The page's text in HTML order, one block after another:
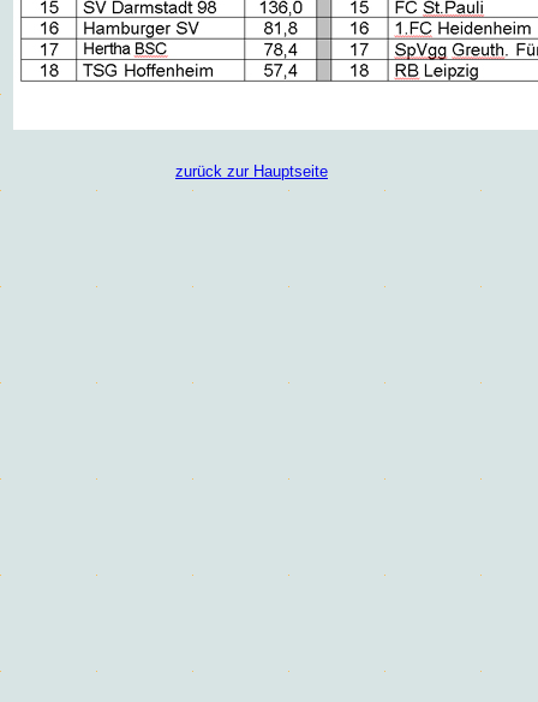
zurück zur Hauptseite